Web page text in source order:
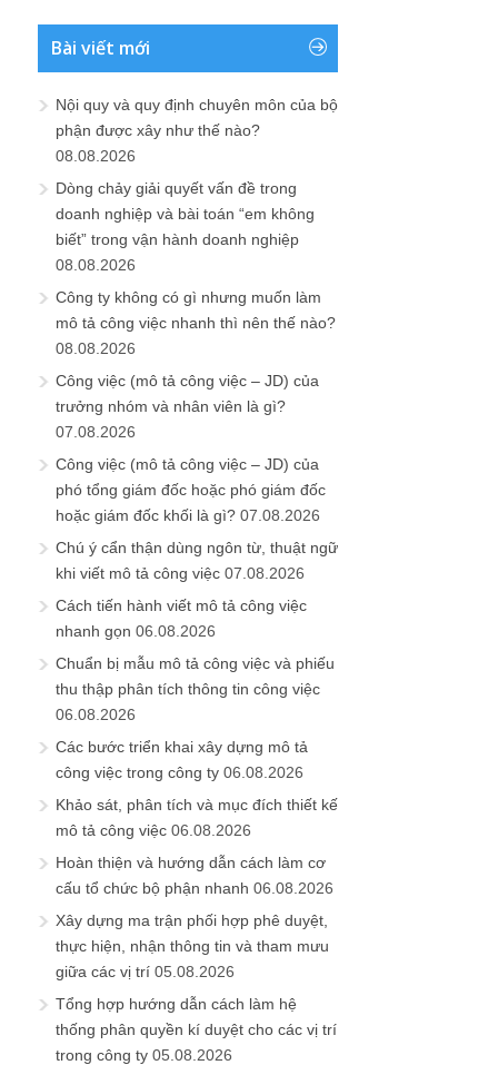
Bài viết mới
Nội quy và quy định chuyên môn của bộ
phận được xây như thế nào?
08.08.2026
Dòng chảy giải quyết vấn đề trong
doanh nghiệp và bài toán “em không
biết” trong vận hành doanh nghiệp
08.08.2026
Công ty không có gì nhưng muốn làm
mô tả công việc nhanh thì nên thế nào?
08.08.2026
Công việc (mô tả công việc – JD) của
trưởng nhóm và nhân viên là gì?
07.08.2026
Công việc (mô tả công việc – JD) của
phó tổng giám đốc hoặc phó giám đốc
hoặc giám đốc khối là gì? 07.08.2026
Chú ý cẩn thận dùng ngôn từ, thuật ngữ
khi viết mô tả công việc 07.08.2026
Cách tiến hành viết mô tả công việc
nhanh gọn 06.08.2026
Chuẩn bị mẫu mô tả công việc và phiếu
thu thập phân tích thông tin công việc
06.08.2026
Các bước triển khai xây dựng mô tả
công việc trong công ty 06.08.2026
Khảo sát, phân tích và mục đích thiết kế
mô tả công việc 06.08.2026
Hoàn thiện và hướng dẫn cách làm cơ
cấu tổ chức bộ phận nhanh 06.08.2026
Xây dựng ma trận phối hợp phê duyệt,
thực hiện, nhận thông tin và tham mưu
giữa các vị trí 05.08.2026
Tổng hợp hướng dẫn cách làm hệ
thống phân quyền kí duyệt cho các vị trí
trong công ty 05.08.2026